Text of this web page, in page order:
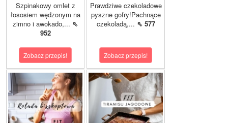
Szpinakowy omlet z
łososiem wędzonym na
zimno i awokado,... ⇖
952
Zobacz przepis!
Prawdziwe czekoladowe
pyszne gofry!Pachnące
czekoladą,... ⇖ 577
Zobacz przepis!